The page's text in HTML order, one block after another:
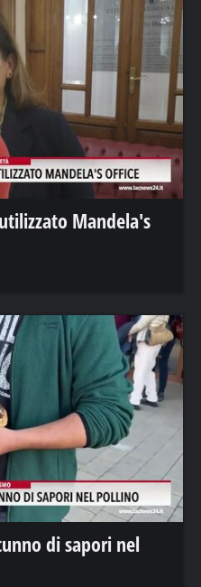
Mandela's
di sapori nel